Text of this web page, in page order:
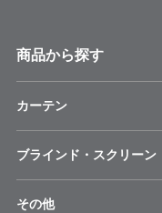
商品から探す
カーテン
ブラインド・スクリーン
その他